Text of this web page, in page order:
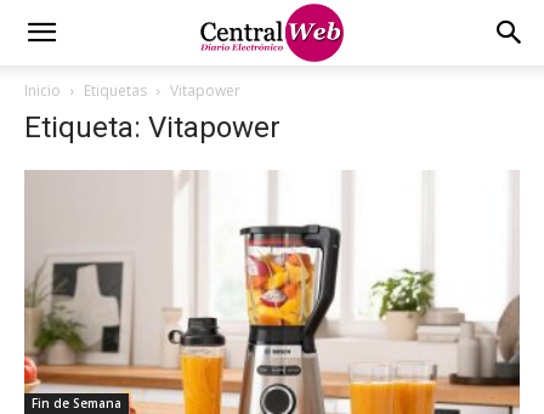
Inicio Etiquetas Vitapower
Etiqueta: Vitapower
Fin de Semana